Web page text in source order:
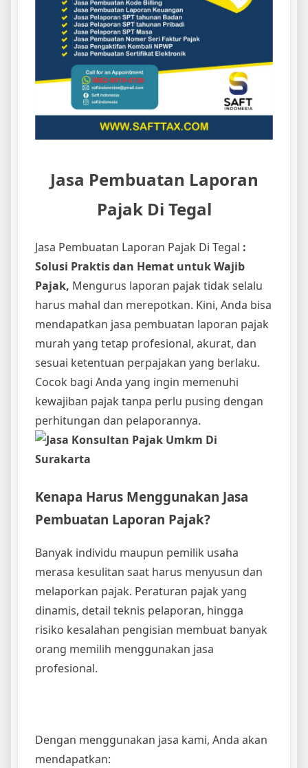
Jasa Pembuatan Laporan
Pajak Di Tegal
Jasa Pembuatan Laporan Pajak Di Tegal :
Solusi Praktis dan Hemat untuk Wajib
Pajak, Mengurus laporan pajak tidak selalu
harus mahal dan merepotkan. Kini, Anda bisa
mendapatkan jasa pembuatan laporan pajak
murah yang tetap profesional, akurat, dan
sesuai ketentuan perpajakan yang berlaku.
Cocok bagi Anda yang ingin memenuhi
kewajiban pajak tanpa perlu pusing dengan
perhitungan dan pelaporannya.
Kenapa Harus Menggunakan Jasa
Pembuatan Laporan Pajak?
Banyak individu maupun pemilik usaha
merasa kesulitan saat harus menyusun dan
melaporkan pajak. Peraturan pajak yang
dinamis, detail teknis pelaporan, hingga
risiko kesalahan pengisian membuat banyak
orang memilih menggunakan jasa
profesional.
Dengan menggunakan jasa kami, Anda akan
mendapatkan: